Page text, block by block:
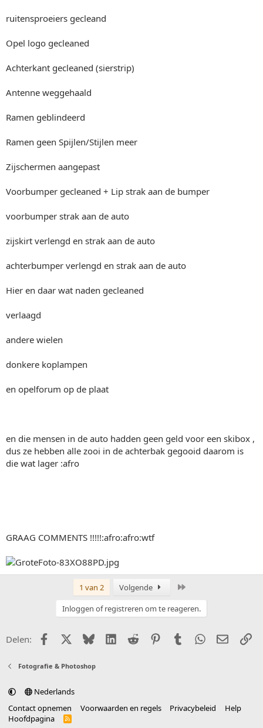
ruitensproeiers gecleand
Opel logo gecleaned
Achterkant gecleaned (sierstrip)
Antenne weggehaald
Ramen geblindeerd
Ramen geen Spijlen/Stijlen meer
Zijschermen aangepast
Voorbumper gecleaned + Lip strak aan de bumper
voorbumper strak aan de auto
zijskirt verlengd en strak aan de auto
achterbumper verlengd en strak aan de auto
Hier en daar wat naden gecleaned
verlaagd
andere wielen
donkere koplampen
en opelforum op de plaat
en die mensen in de auto hadden geen geld voor een skibox ,
dus ze hebben alle zooi in de achterbak gegooid daarom is
die wat lager :afro
GRAAG COMMENTS !!!!!:afro:afro:wtf
1 van 2 Volgende
Inloggen of registreren om te reageren.
Delen: FacebookX (Twitter)
BlueskyLinkedIn
Reddit PinterestTumblr WhatsApp
E-mail
Fotografie & Photoshop
Nederlands
Contact opnemen
Voorwaarden en regels Privacybeleid
Help
Hoofdpagina
R